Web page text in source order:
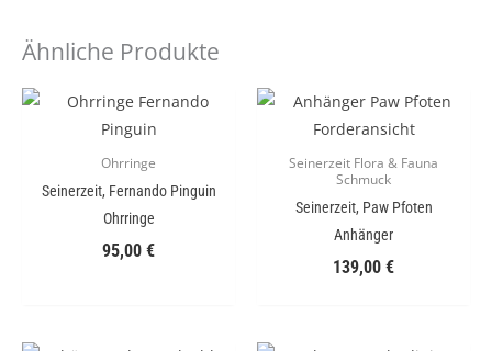
Ähnliche Produkte
Ohrringe
Seinerzeit, Fernando Pinguin
Ohrringe
95,00 €
Seinerzeit Flora & Fauna
Schmuck
Seinerzeit, Paw Pfoten
Anhänger
139,00 €